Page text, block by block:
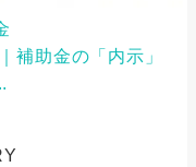
補助金の「内示」